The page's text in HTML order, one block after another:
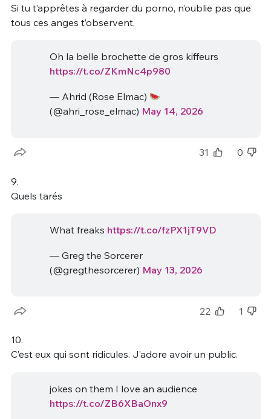
Si tu t’apprêtes à regarder du porno, n’oublie pas que
tous ces anges t’observent.
Oh la belle brochette de gros kiffeurs
https://t.co/ZKmNc4p980
— Ahrid (Rose Elmac)
(@ahri_rose_elmac) May 14, 2026
31 0
9.
Quels tarés
What freaks https://t.co/fzPX1jT9VD
— Greg the Sorcerer
(@gregthesorcerer) May 13, 2026
22 1
10.
C’est eux qui sont ridicules. J’adore avoir un public.
jokes on them I love an audience
https://t.co/ZB6XBaOnx9